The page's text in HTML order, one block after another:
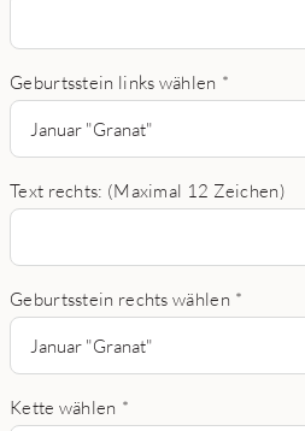
Geburtsstein links wählen *
Januar "Granat"
Text rechts: (Maximal 12 Zeichen)
Geburtsstein rechts wählen *
Januar "Granat"
Kette wählen *